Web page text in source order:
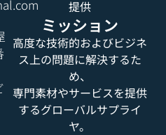
提供
ミッション
高度な技術的およびビジネ
ス上の問題に解決するた
め、
専門素材やサービスを提供
するグローバルサプライ
ヤ。